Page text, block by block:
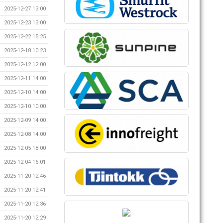
2025-12-27 13:00
2025-12-23 13:00
2025-12-22 15:25
2025-12-18 10:23
2025-12-12 12:00
2025-12-11 14:00
2025-12-10 14:00
2025-12-10 10:00
2025-12-09 14:00
2025-12-08 14:00
2025-12-05 18:00
2025-12-04 16:01
2025-11-20 12:46
2025-11-20 12:41
2025-11-20 12:36
2025-11-20 12:29